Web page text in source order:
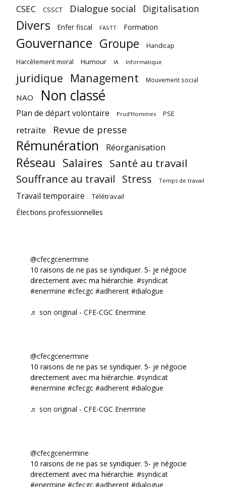
CSEC CSSCT Dialogue social Digitalisation
Divers Enfer fiscal FASTT Formation
Gouvernance Groupe Handicap
Harcèlement moral Humour IA Informatique
juridique Management Mouvement social
NAO Non classé
Plan de départ volontaire Prud'Hommes PSE
retraite Revue de presse
Rémunération Réorganisation
Réseau Salaires Santé au travail
Souffrance au travail Stress Temps de travail
Travail temporaire Télétravail
Élections professionnelles
@cfecgcenermine
10 raisons de ne pas se syndiquer. 5- je négocie
directement avec ma hiérarchie. #syndicat
#enermine #cfecgc #adherent #dialogue
♬ son original - CFE-CGC Enermine
@cfecgcenermine
10 raisons de ne pas se syndiquer. 5- je négocie
directement avec ma hiérarchie. #syndicat
#enermine #cfecgc #adherent #dialogue
♬ son original - CFE-CGC Enermine
@cfecgcenermine
10 raisons de ne pas se syndiquer. 5- je négocie
directement avec ma hiérarchie. #syndicat
#enermine #cfecgc #adherent #dialogue